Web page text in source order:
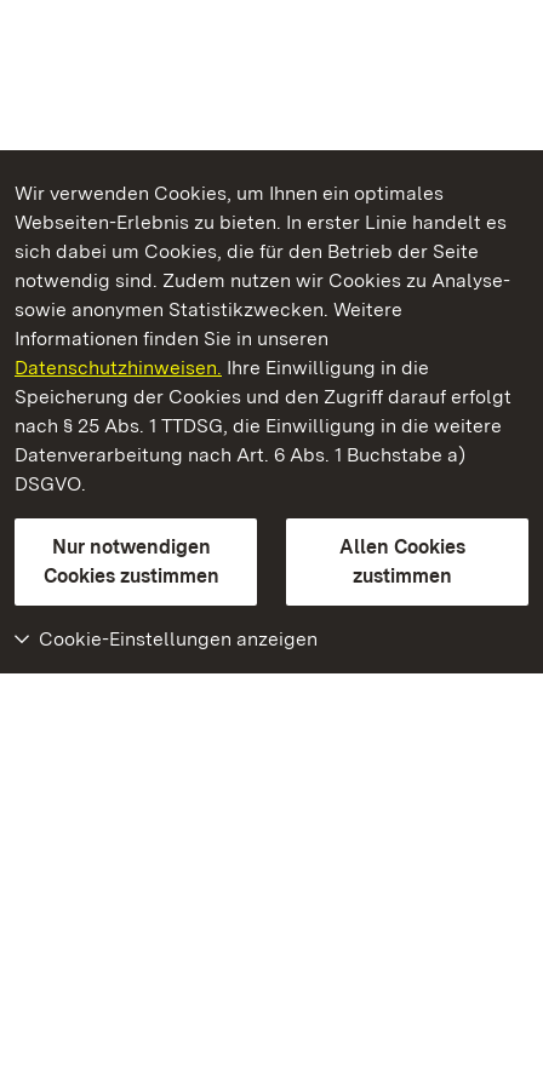
Wir verwenden Cookies, um Ihnen ein optimales
Webseiten-Erlebnis zu bieten. In erster Linie handelt es
sich dabei um Cookies, die für den Betrieb der Seite
notwendig sind. Zudem nutzen wir Cookies zu Analyse-
sowie anonymen Statistikzwecken. Weitere
Informationen finden Sie in unseren
Datenschutzhinweisen. Ihre Einwilligung in die
Speicherung der Cookies und den Zugriff darauf erfolgt
nach § 25 Abs. 1 TTDSG, die Einwilligung in die weitere
Datenverarbeitung nach Art. 6 Abs. 1 Buchstabe a)
DSGVO.
Nur notwendigen
Cookies zustimmen
Allen Cookies
zustimmen
Cookie-Einstellungen anzeigen
Kommen. Staunen. Genießen.
Staatliche Schlösser und Gärten Baden‑Württemberg
Staatliche Schlösser und Gärten Baden-Württemberg
Kontakt
GebärdenspracheLeichte Sprache
Erklärung zur Barrierefreiheit
BITV-konform (geprüfte Seiten)
Weiteres